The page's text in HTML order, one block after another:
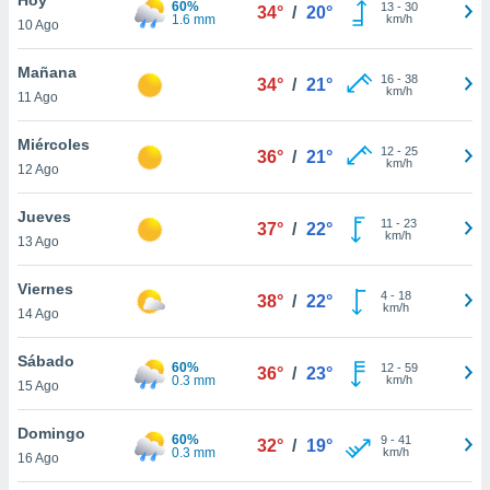
y
en
más
de
cookies
10 Ago
60%
1.6 mm
34° / 20° 13- 30
km/h
Mañana
11 Ago
34° / 21° 16- 38
km/h
Miércoles
12 Ago
36° / 21° 12- 25
km/h
Jueves
13 Ago
37° / 22° 11 - 23
km/h
Viernes
14 Ago
38° / 22° 4- 18
km/h
Sábado
15 Ago
60%
0.3 mm
36° / 23° 12- 59
km/h
Domingo
16 Ago
60%
0.3 mm
32° / 19° 9- 41
km/h